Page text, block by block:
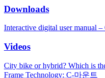
Downloads
Interactive digital user manual
Videos
City bike or hybrid? Which is
Frame Technology: C-마운트